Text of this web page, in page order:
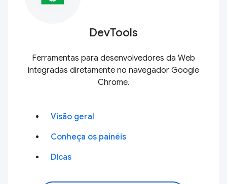
DevTools
Ferramentas para desenvolvedores da Web
integradas diretamente no navegador Google
Chrome.
Visão geral
Conheça os painéis
Dicas